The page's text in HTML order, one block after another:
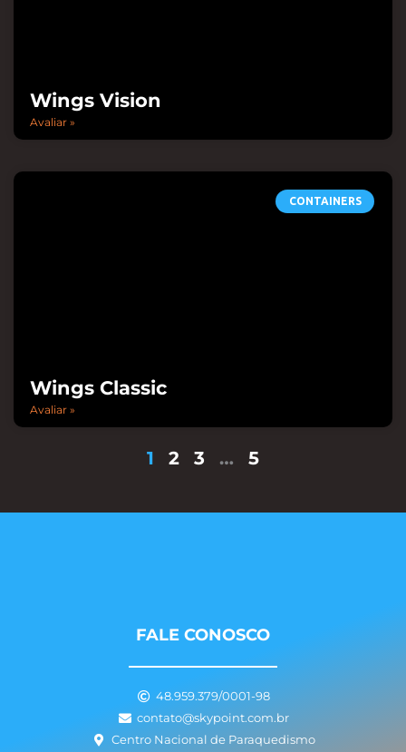
Wings Vision
Avaliar »
CONTAINERS
Wings Classic
Avaliar »
1 2 3 … 5
FALE CONOSCO
48.959.379/0001-98
contato@skypoint.com.br
Centro Nacional de Paraquedismo